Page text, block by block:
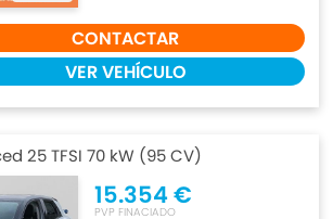
CONTACTAR
VER VEHÍCULO
25 TFSI 70 kW (95 CV)
15.354 €
PVP FINACIADO